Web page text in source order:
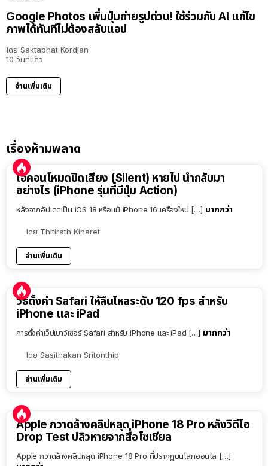
Google Photos เพิ่มปุ่มถ่ายรูปด่วน! ใช้ร่วมกับ AI แก้ไข
ภาพได้ทันทีไม่ต้องสลับแอป
โดย Saktaphat Kordjan
10 วันที่แล้ว
อ่านเพิ่มเติม
เรื่องห้ามพลาด
ไอคอนโหมดปิดเสียง (Silent) หายไป นำกลับมา
อย่างไร (iPhone รุ่นที่มีปุ่ม Action)
หลังจากอัปเดตเป็น iOS 18 หรือแม้ iPhone 16 เครื่องใหม่ […] มากกว่า
โดย Thitirath Kinaret
อ่านเพิ่มเติม
วิธีตั้งค่า Safari ให้ลื่นไหลระดับ 120 fps สำหรับ
iPhone และ iPad
การตั้งค่าเว็ปเบาว์เซอร์ Safari สำหรับ iPhone และ iPad […] มากกว่า
โดย Sasithakan Sritonthip
อ่านเพิ่มเติม
Apple กวาดล้างคลิปหลุด iPhone 18 Pro หลังวิดีโอ
Drop Test ปลิวหายจากสื่อโซเชียล
Apple กวาดล้างคลิปหลุด iPhone 18 Pro ที่ปรากฏบนโลกออนไล […]